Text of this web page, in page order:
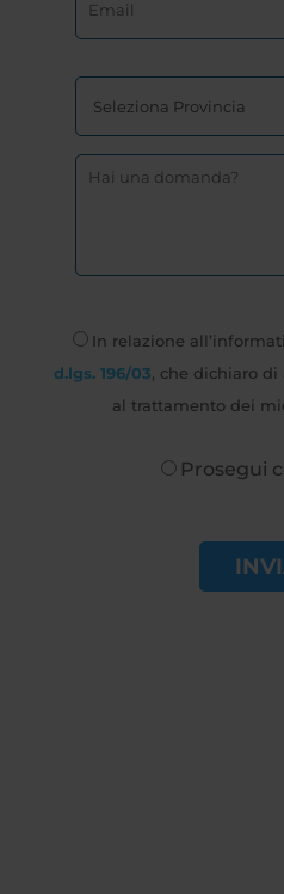
In relazione
d.lgs. 196/03 , che dichiaro di
al trattamento dei
Prosegui